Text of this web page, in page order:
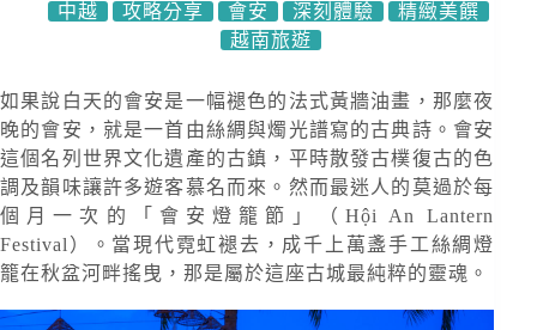
中越
攻略分享 會安 深刻體驗
精緻美饌
越南旅遊
如果說白天的會安是一幅褪色的法式黃牆油畫，那麼夜
晚的會安，就是一首由絲綢與燭光譜寫的古典詩。會安
這個名列世界文化遺產的古鎮，平時散發古樸復古的色
調及韻味讓許多遊客慕名而來。然而最迷人的莫過於每
個月一次的「會安燈籠節」（Hội An Lantern
Festival）。當現代霓虹褪去，成千上萬盞手工絲綢燈
籠在秋盆河畔搖曳，那是屬於這座古城最純粹的靈魂。